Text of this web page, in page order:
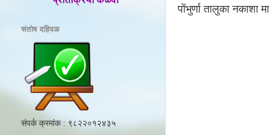
पोंभुर्णा तालुका नकाशा
संतोष दहिवळ
संपर्क क्रमांक : ९८२२०१२४३५